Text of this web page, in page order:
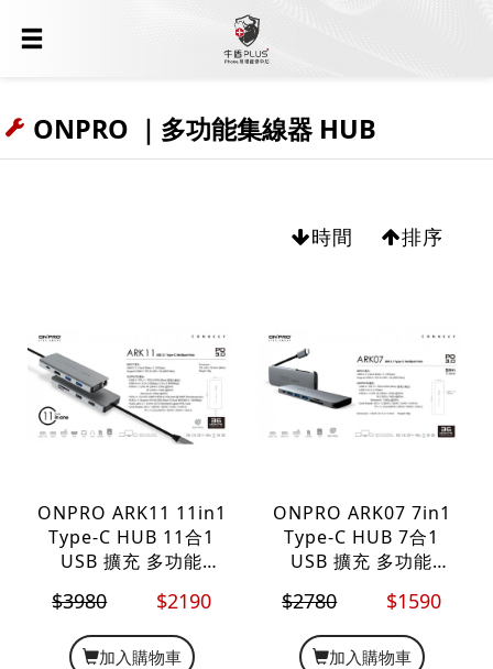
ONPRO ｜多功能集線器 HUB
時間 排序
ONPRO ARK11 11in1
Type-C HUB 11合1
USB 擴充 多功能
$3980 $2190
加入購物車
ONPRO ARK07 7in1
Type-C HUB 7合1
USB 擴充 多功能
$2780 $1590
加入購物車